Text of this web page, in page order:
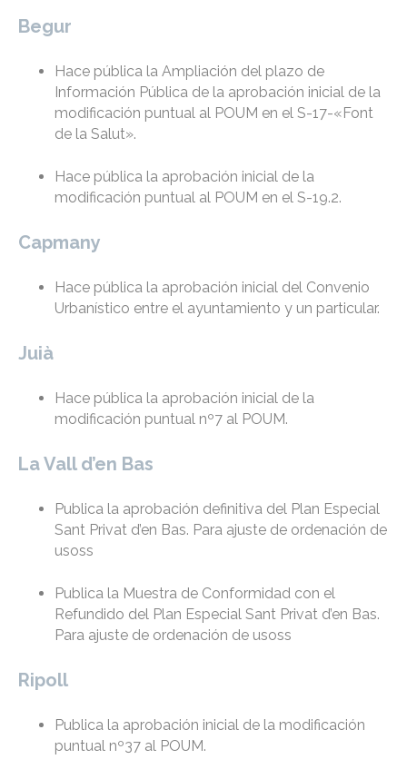
Begur
Hace pública la Ampliación del plazo de
Información Pública de la aprobación inicial de la
modificación puntual al POUM en el S-17-«Font
de la Salut».
Hace pública la aprobación inicial de la
modificación puntual al POUM en el S-19.2.
Capmany
Hace pública la aprobación inicial del Convenio
Urbanístico entre el ayuntamiento y un particular.
Juià
Hace pública la aprobación inicial de la
modificación puntual nº7 al POUM.
La Vall d’en Bas
Publica la aprobación definitiva del Plan Especial
Sant Privat d’en Bas. Para ajuste de ordenación de
usoss
Publica la Muestra de Conformidad con el
Refundido del Plan Especial Sant Privat d’en Bas.
Para ajuste de ordenación de usoss
Ripoll
Publica la aprobación inicial de la modificación
puntual nº37 al POUM.